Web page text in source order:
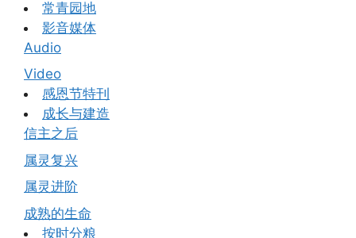
常青园地
影音媒体
Audio
Video
感恩节特刊
成长与建造
信主之后
属灵复兴
属灵进阶
成熟的生命
按时分粮